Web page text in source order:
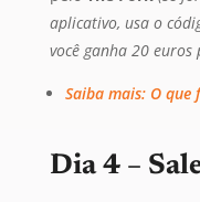
aplicativo, usa o
você ganha 20
Saiba mais: O que
Dia 4 –